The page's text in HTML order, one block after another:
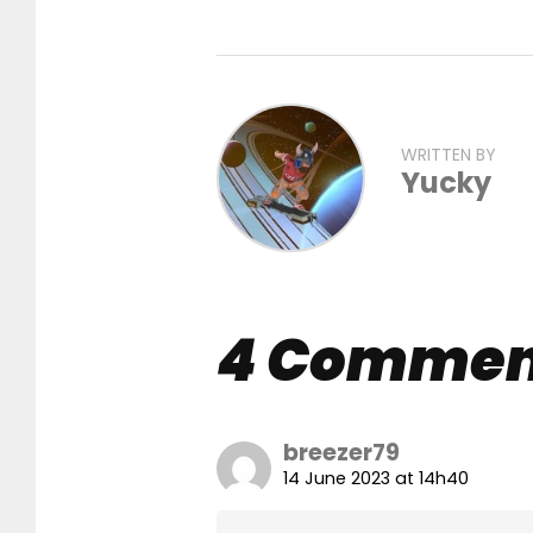
WRITTEN BY
Yucky
4
breezer79
14 June 2023 at 14h40